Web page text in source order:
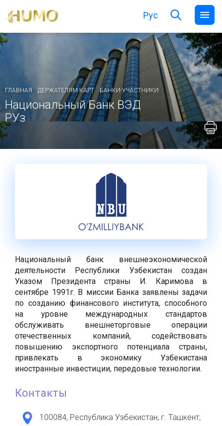
Рус
ГЛАВНАЯ . ДЕРЖАТЕЛЯМ КАРТ . БАНКИ-УЧАСТНИКИ
Национальный Банк ВЭД
РУз
Национальный банк внешнеэкономической
деятельности Республики Узбекистан создан
Указом Президента страны И. Каримова в
сентябре 1991г. В миссии Банка заявлены задачи
по созданию финансового института, способного
на уровне международных стандартов
обслуживать внешнеторговые операции
отечественных компаний, содействовать
повышению экспортного потенциала страны,
привлекать в экономику Узбекистана
иностранные инвестиции, передовые технологии.
Контакты
100084, Республика Узбекистан, г. Ташкент,